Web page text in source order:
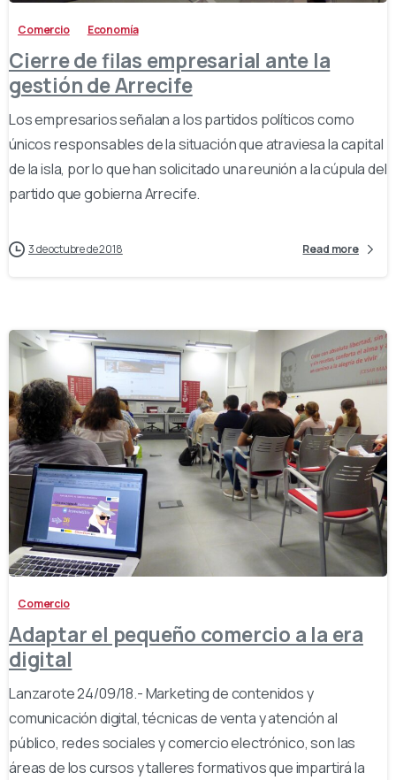
Comercio Economía
Cierre de filas empresarial ante la
gestión de Arrecife
Los empresarios señalan a los partidos políticos como
únicos responsables de la situación que atraviesa la capital
de la isla, por lo que han solicitado una reunión a la cúpula del
partido que gobierna Arrecife.
3 de octubre de 2018 Read more
Comercio
Adaptar el pequeño comercio a la era
digital
Lanzarote 24/09/18.- Marketing de contenidos y
comunicación digital, técnicas de venta y atención al
público, redes sociales y comercio electrónico, son las
áreas de los cursos y talleres formativos que impartirá la